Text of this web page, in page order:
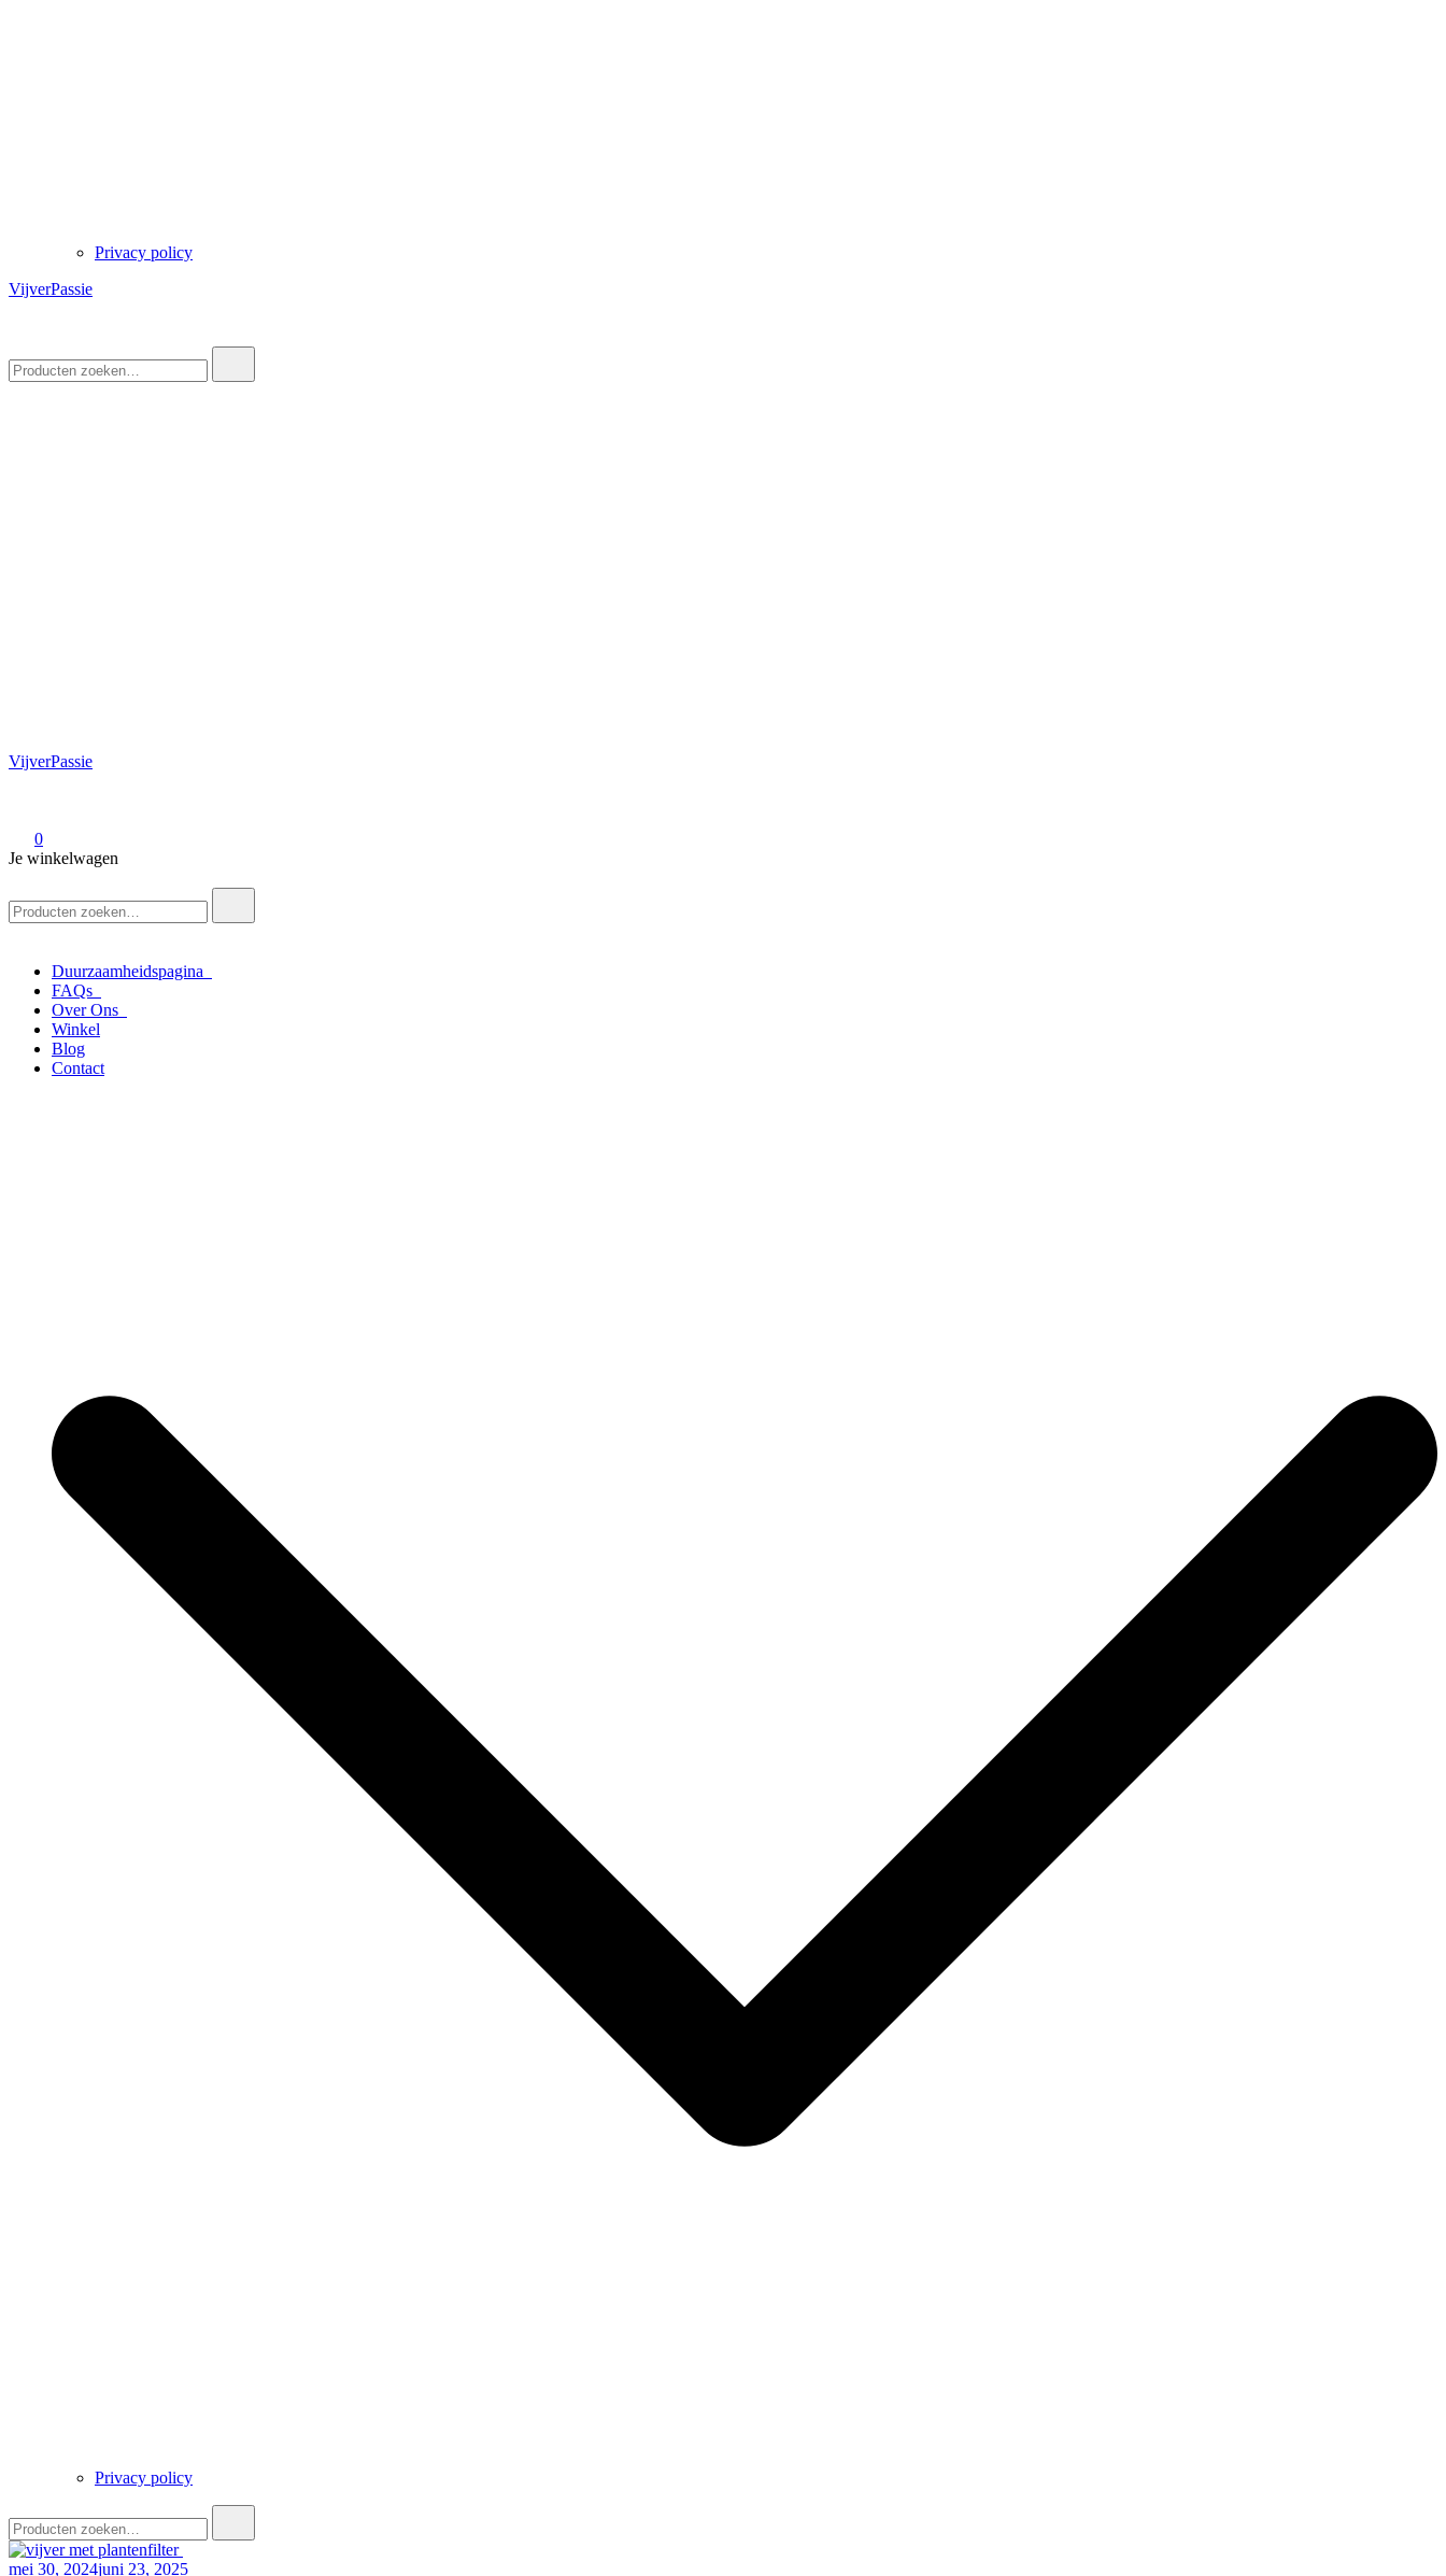
Privacy policy
VijverPassie
naar:
VijverPassie
0
Je winkelwagen
naar:
Duurzaamheidspagina
FAQs
Over Ons
Winkel
Blog
Contact
Privacy policy
naar:
mei 30, 2024juni 23, 2025